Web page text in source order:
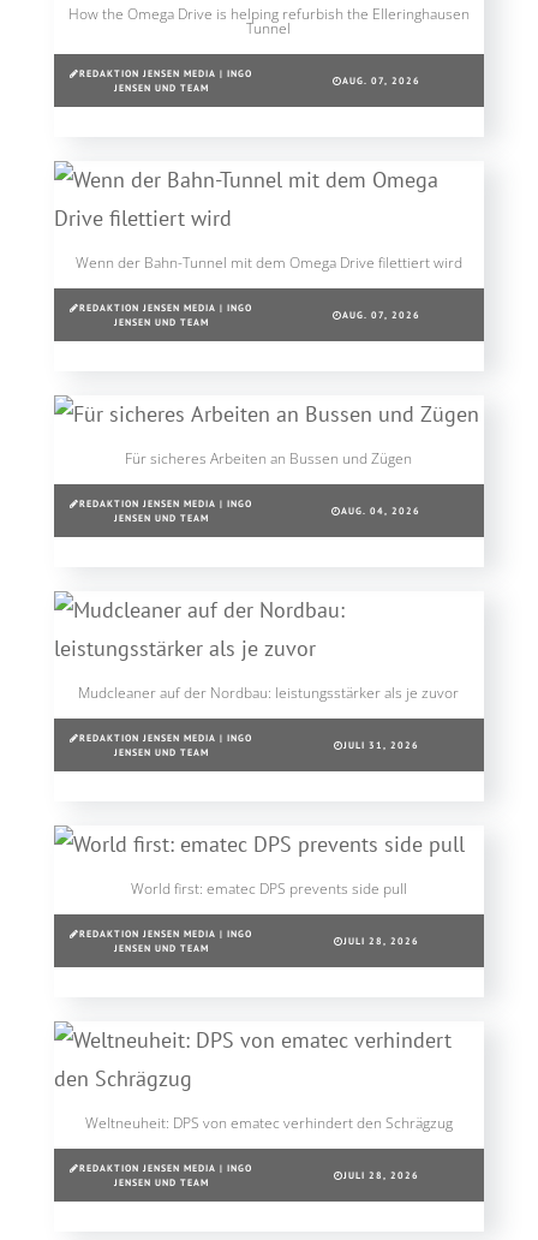
How the Omega Drive is helping refurbish the Elleringhausen
Tunnel
REDAKTION JENSEN MEDIA | INGO
JENSEN UND TEAM
AUG. 07, 2026
Wenn der Bahn-Tunnel mit dem Omega Drive filettiert wird
REDAKTION JENSEN MEDIA | INGO
JENSEN UND TEAM
AUG. 07, 2026
Für sicheres Arbeiten an Bussen und Zügen
REDAKTION JENSEN MEDIA | INGO
JENSEN UND TEAM
AUG. 04, 2026
Mudcleaner auf der Nordbau: leistungsstärker als je zuvor
REDAKTION JENSEN MEDIA | INGO
JENSEN UND TEAM
JULI 31, 2026
World first: ematec DPS prevents side pull
REDAKTION JENSEN MEDIA | INGO
JENSEN UND TEAM
JULI 28, 2026
Weltneuheit: DPS von ematec verhindert den Schrägzug
REDAKTION JENSEN MEDIA | INGO
JENSEN UND TEAM
JULI 28, 2026